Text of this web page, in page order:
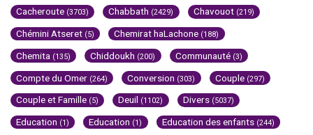
Cacheroute (3703) Chabbath (2429) Chavouot (219)
Chémini Atseret (5) Chemirat haLachone (188)
Chemita (135) Chiddoukh (200) Communauté (3)
Compte du Omer (264) Conversion (303) Couple (297)
Couple et Famille (5) Deuil (1102) Divers (5037)
Education (1) Education (1) Education des enfants (244)